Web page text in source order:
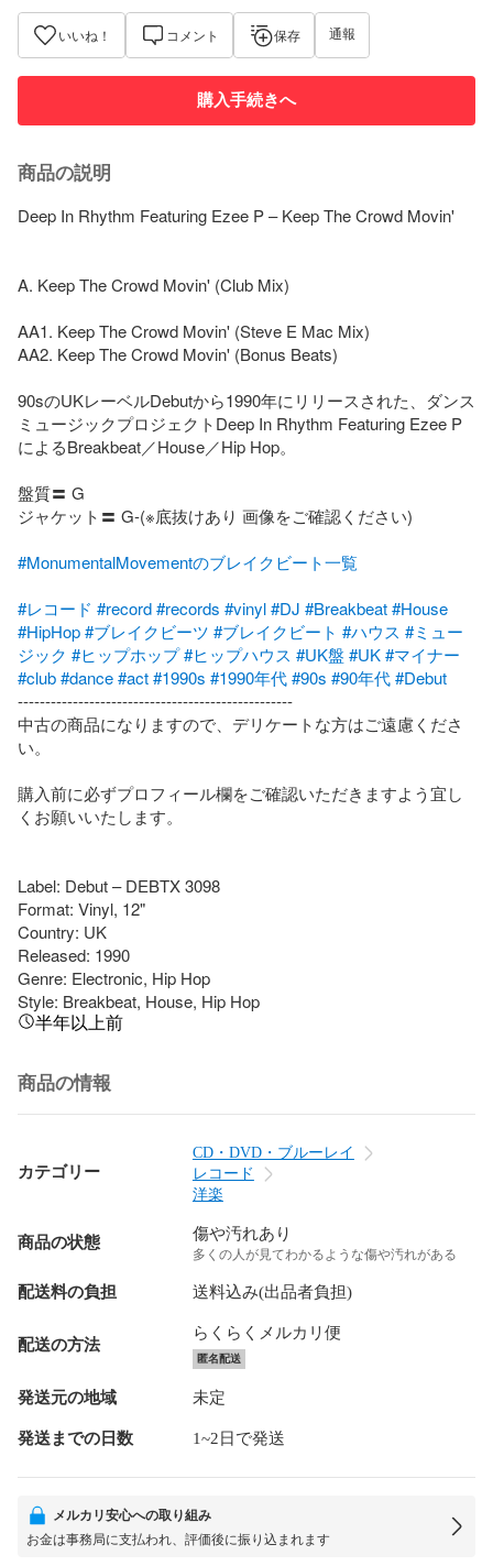
いいね！ コメント 保存 通報
購入手続きへ
商品の説明
Deep In Rhythm Featuring Ezee P – Keep The Crowd Movin'
A. Keep The Crowd Movin' (Club Mix)
AA1. Keep The Crowd Movin' (Steve E Mac Mix)
AA2. Keep The Crowd Movin' (Bonus Beats)
90sのUKレーベルDebutから1990年にリリースされた、ダンス
ミュージックプロジェクトDeep In Rhythm Featuring Ezee P
によるBreakbeat／House／Hip Hop。
盤質〓 G
ジャケット〓 G-(※底抜けあり 画像をご確認ください)
#MonumentalMovementのブレイクビート一覧
#レコード #record#records #vinyl#DJ #Breakbeat#House
#HipHop#ブレイクビーツ #ブレイクビート #ハウス #ミュー
ジック #ヒップホップ#ヒップハウス #UK盤 #UK#マイナー
#club#dance#act#1990s #1990年代#90s #90年代#Debut
--------------------------------------------------
中古の商品になりますので、デリケートな方はご遠慮くださ
い。
購入前に必ずプロフィール欄をご確認いただきますよう宜し
くお願いいたします。
Label: Debut – DEBTX 3098
Format: Vinyl, 12"
Country: UK
Released: 1990
Genre: Electronic, Hip Hop
Style: Breakbeat, House, Hip Hop
半年以上前
商品の情報
カテゴリー
CD・DVD・ブルーレイ
レコード
洋楽
商品の状態 傷や汚れあり
多くの人が見てわかるような傷や汚れがある
配送料の負担 送料込み(出品者負担)
配送の方法
らくらくメルカリ便
匿名配送
発送元の地域 未定
発送までの日数 1~2日で発送
メルカリ安心への取り組み
お金は事務局に支払われ、評価後に振り込まれます